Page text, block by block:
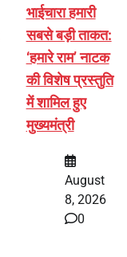
भाईचारा हमारी
सबसे बड़ी ताकत:
‘हमारे राम’ नाटक
की विशेष प्रस्तुति
में शामिल हुए
मुख्यमंत्री
August
8, 2026
0